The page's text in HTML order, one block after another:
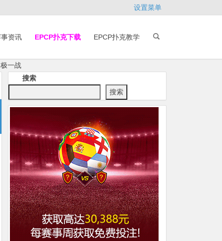
设置菜单
资讯 EPCP扑克下载 EPCP扑克教学
一战
搜索
搜索